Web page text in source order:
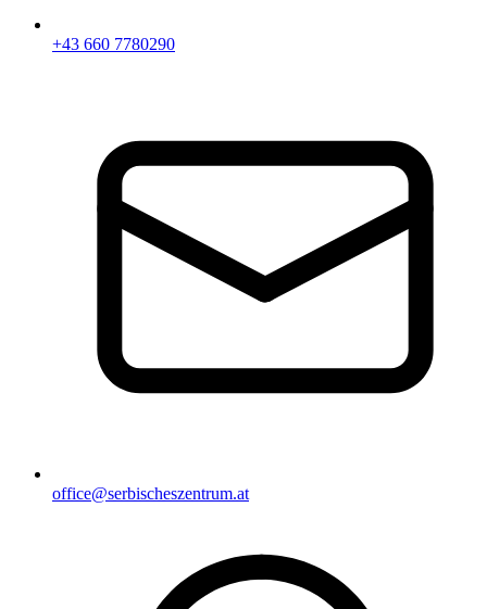
+43 660 7780290
office@serbischeszentrum.at